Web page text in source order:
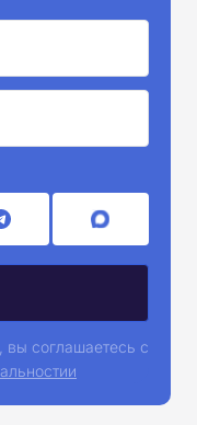
вы соглашаетесь с